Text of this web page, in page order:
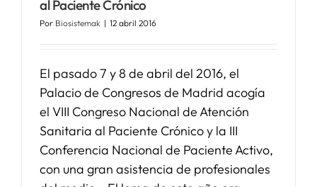
al Paciente Crónico
Por Biosistemak | 12 abril 2016
El pasado 7 y 8 de abril del 2016, el
Palacio de Congresos de Madrid acogía
el VIII Congreso Nacional de Atención
Sanitaria al Paciente Crónico y la III
Conferencia Nacional de Paciente Activo,
con una gran asistencia de profesionales